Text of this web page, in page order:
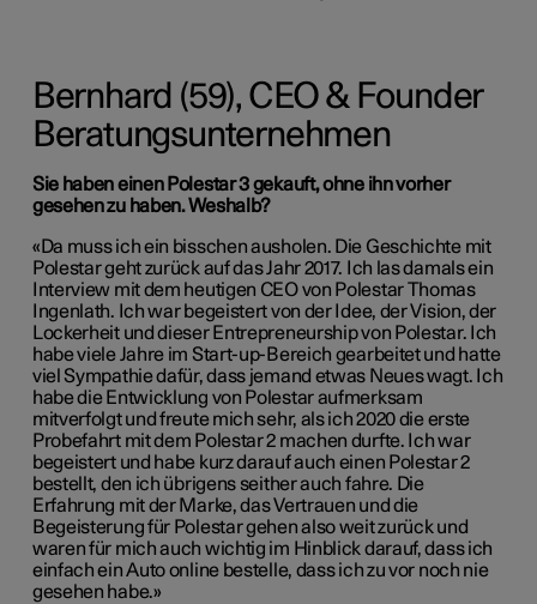
Bernhard (59), CEO & Founder
Beratungsunternehmen
Sie haben einen Polestar 3 gekauft, ohne ihn vorher
gesehen zu haben. Weshalb?
«Da muss ich ein bisschen ausholen. Die Geschichte mit
Polestar geht zurück auf das Jahr 2017. Ich las damals ein
Interview mit dem heutigen CEO von Polestar Thomas
Ingenlath. Ich war begeistert von der Idee, der Vision, der
Lockerheit und dieser Entrepreneurship von Polestar. Ich
habe viele Jahre im Start-up-Bereich gearbeitet und hatte
viel Sympathie dafür, dass jemand etwas Neues wagt. Ich
habe die Entwicklung von Polestar aufmerksam
mitverfolgt und freute mich sehr, als ich 2020 die erste
Probefahrt mit dem Polestar 2 machen durfte. Ich war
begeistert und habe kurz darauf auch einen Polestar 2
bestellt, den ich übrigens seither auch fahre. Die
Erfahrung mit der Marke, das Vertrauen und die
Begeisterung für Polestar gehen also weit zurück und
waren für mich auch wichtig im Hinblick darauf, dass ich
einfach ein Auto online bestelle, dass ich zu vor noch nie
gesehen habe.»